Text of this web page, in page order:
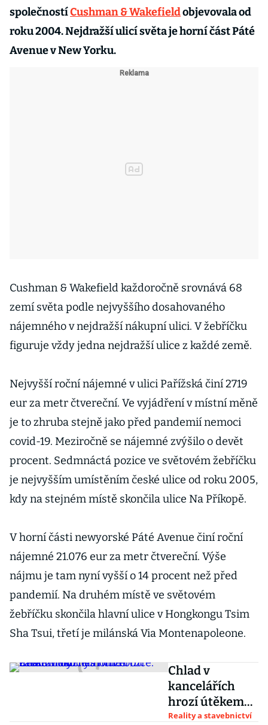
společnostíCushman & Wakefieldobjevovala od
roku 2004. Nejdražší ulicí světa je horní část Páté
Avenue v New Yorku.
Cushman & Wakefield každoročně srovnává 68
zemí světa podle nejvyššího dosahovaného
nájemného v nejdražší nákupní ulici. V žebříčku
figuruje vždy jedna nejdražší ulice z každé země.
Nejvyšší roční nájemné v ulici Pařížská činí 2719
eur za metr čtvereční. Ve vyjádření v místní měně
je to zhruba stejně jako před pandemií nemoci
covid-19. Meziročně se nájemné zvýšilo o devět
procent. Sedmnáctá pozice ve světovém žebříčku
je nejvyšším umístěním české ulice od roku 2005,
kdy na stejném místě skončila ulice Na Příkopě.
V horní části newyorské Páté Avenue činí roční
nájemné 21.076 eur za metr čtvereční. Výše
nájmu je tam nyní vyšší o 14 procent než před
pandemií. Na druhém místě ve světovém
žebříčku skončila hlavní ulice v Hongkongu Tsim
Sha Tsui, třetí je milánská Via Montenapoleone.
Chlad v
kancelářích
hrozí útěkem
lidí na home
Reality a stavebnictví